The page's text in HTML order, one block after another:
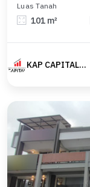
Luas Tanah
101 m²
KAP CAPITAL KOTA BARU PARAHYANGAN